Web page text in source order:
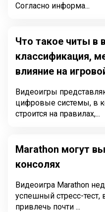
Согласно информа...
Что такое читы в
классификация,
влияние на
Видеоигры
цифровые системы, в
строится на правилах,...
Marathon могут
консолях
Видеоигра Marathon
успешный стресс-тест,
привлечь почти ...